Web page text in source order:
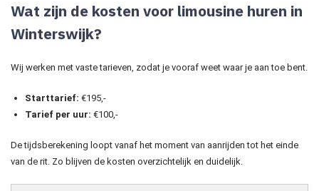
Wat zijn de kosten voor limousine huren in
Winterswijk?
Wij werken met vaste tarieven, zodat je vooraf weet waar je aan toe bent.
Starttarief: €195,-
Tarief per uur: €100,-
De tijdsberekening loopt vanaf het moment van aanrijden tot het einde
van de rit. Zo blijven de kosten overzichtelijk en duidelijk.